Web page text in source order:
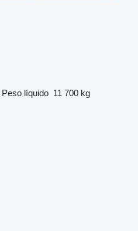
Peso líquido 11 700 kg